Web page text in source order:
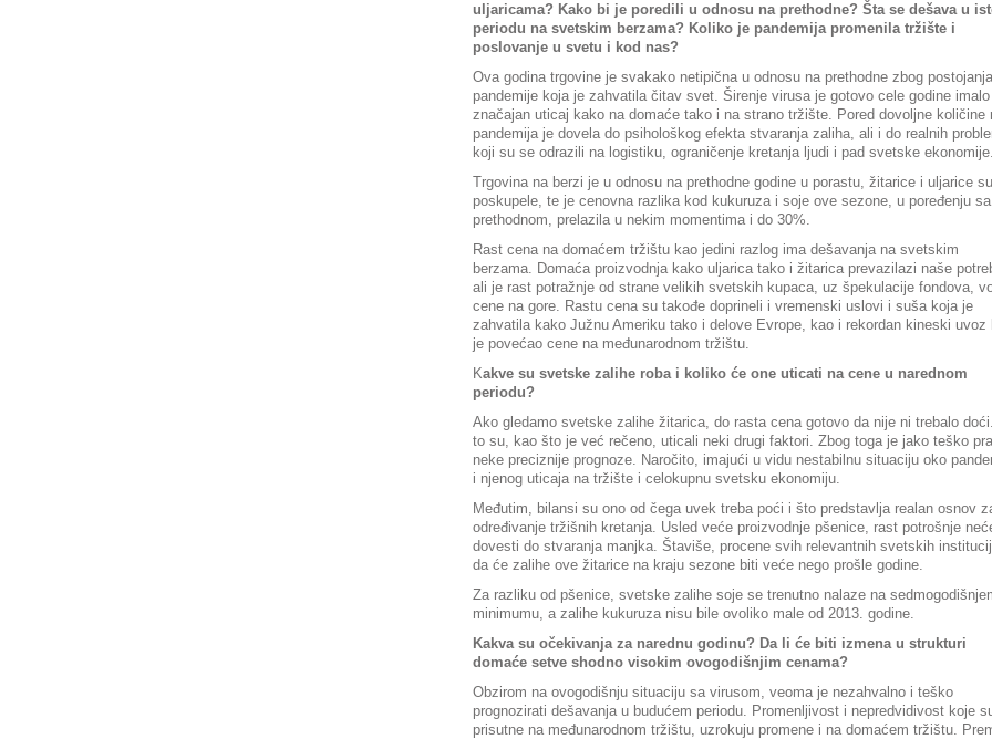
uljaricama? Kako bi je poredili u odnosu na prethodne? Šta se dešava u
periodu na svetskim berzama? Koliko je pandemija promenila tržište i
poslovanje u svetu i kod nas?
Ova godina trgovine je svakako netipična u odnosu na prethodne zbog postojanja
pandemije koja je zahvatila čitav svet. Širenje virusa je gotovo cele godine imalo
značajan uticaj kako na domaće tako i na strano tržište. Pored dovoljne količine
pandemija je dovela do psihološkog efekta stvaranja zaliha, ali i do realnih
koji su se odrazili na logistiku, ograničenje kretanja ljudi i pad svetske ekonomije.
Trgovina na berzi je u odnosu na prethodne godine u porastu, žitarice i uljarice su
poskupele, te je cenovna razlika kod kukuruza i soje ove sezone, u poređenju sa
prethodnom, prelazila u nekim momentima i do 30%.
Rast cena na domaćem tržištu kao jedini razlog ima dešavanja na svetskim
berzama. Domaća proizvodnja kako uljarica tako i žitarica prevazilazi naše
ali je rast potražnje od strane velikih svetskih kupaca, uz špekulacije fondova,
cene na gore. Rastu cena su takođe doprineli i vremenski uslovi i suša koja je
zahvatila kako Južnu Ameriku tako i delove Evrope, kao i rekordan kineski uvoz
je povećao cene na međunarodnom tržištu.
Kakve su svetske zalihe roba i koliko će one uticati na cene u narednom
periodu?
Ako gledamo svetske zalihe žitarica, do rasta cena gotovo da nije ni trebalo
to su, kao što je već rečeno, uticali neki drugi faktori. Zbog toga je jako teško
neke preciznije prognoze. Naročito, imajući u vidu nestabilnu situaciju oko
i njenog uticaja na tržište i celokupnu svetsku ekonomiju.
Međutim, bilansi su ono od čega uvek treba poći i što predstavlja realan osnov
određivanje tržišnih kretanja. Usled veće proizvodnje pšenice, rast potrošnje
dovesti do stvaranja manjka. Štaviše, procene svih relevantnih svetskih
da će zalihe ove žitarice na kraju sezone biti veće nego prošle godine.
Za razliku od pšenice, svetske zalihe soje se trenutno nalaze na
minimumu, a zalihe kukuruza nisu bile ovoliko male od 2013. godine.
Kakva su očekivanja za narednu godinu? Da li će biti izmena u strukturi
domaće setve shodno visokim ovogodišnjim cenama?
Obzirom na ovogodišnju situaciju sa virusom, veoma je nezahvalno i teško
prognozirati dešavanja u budućem periodu. Promenljivost i nepredvidivost koje
prisutne na međunarodnom tržištu, uzrokuju promene i na domaćem tržištu.